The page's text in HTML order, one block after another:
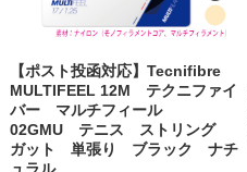
【ポスト投函対応】Tecnifibre
MULTIFEEL 12M テクニファイ
バー マルチフィール
02GMU テニス ストリング
ガット 単張り ブラック ナチ
ュラル